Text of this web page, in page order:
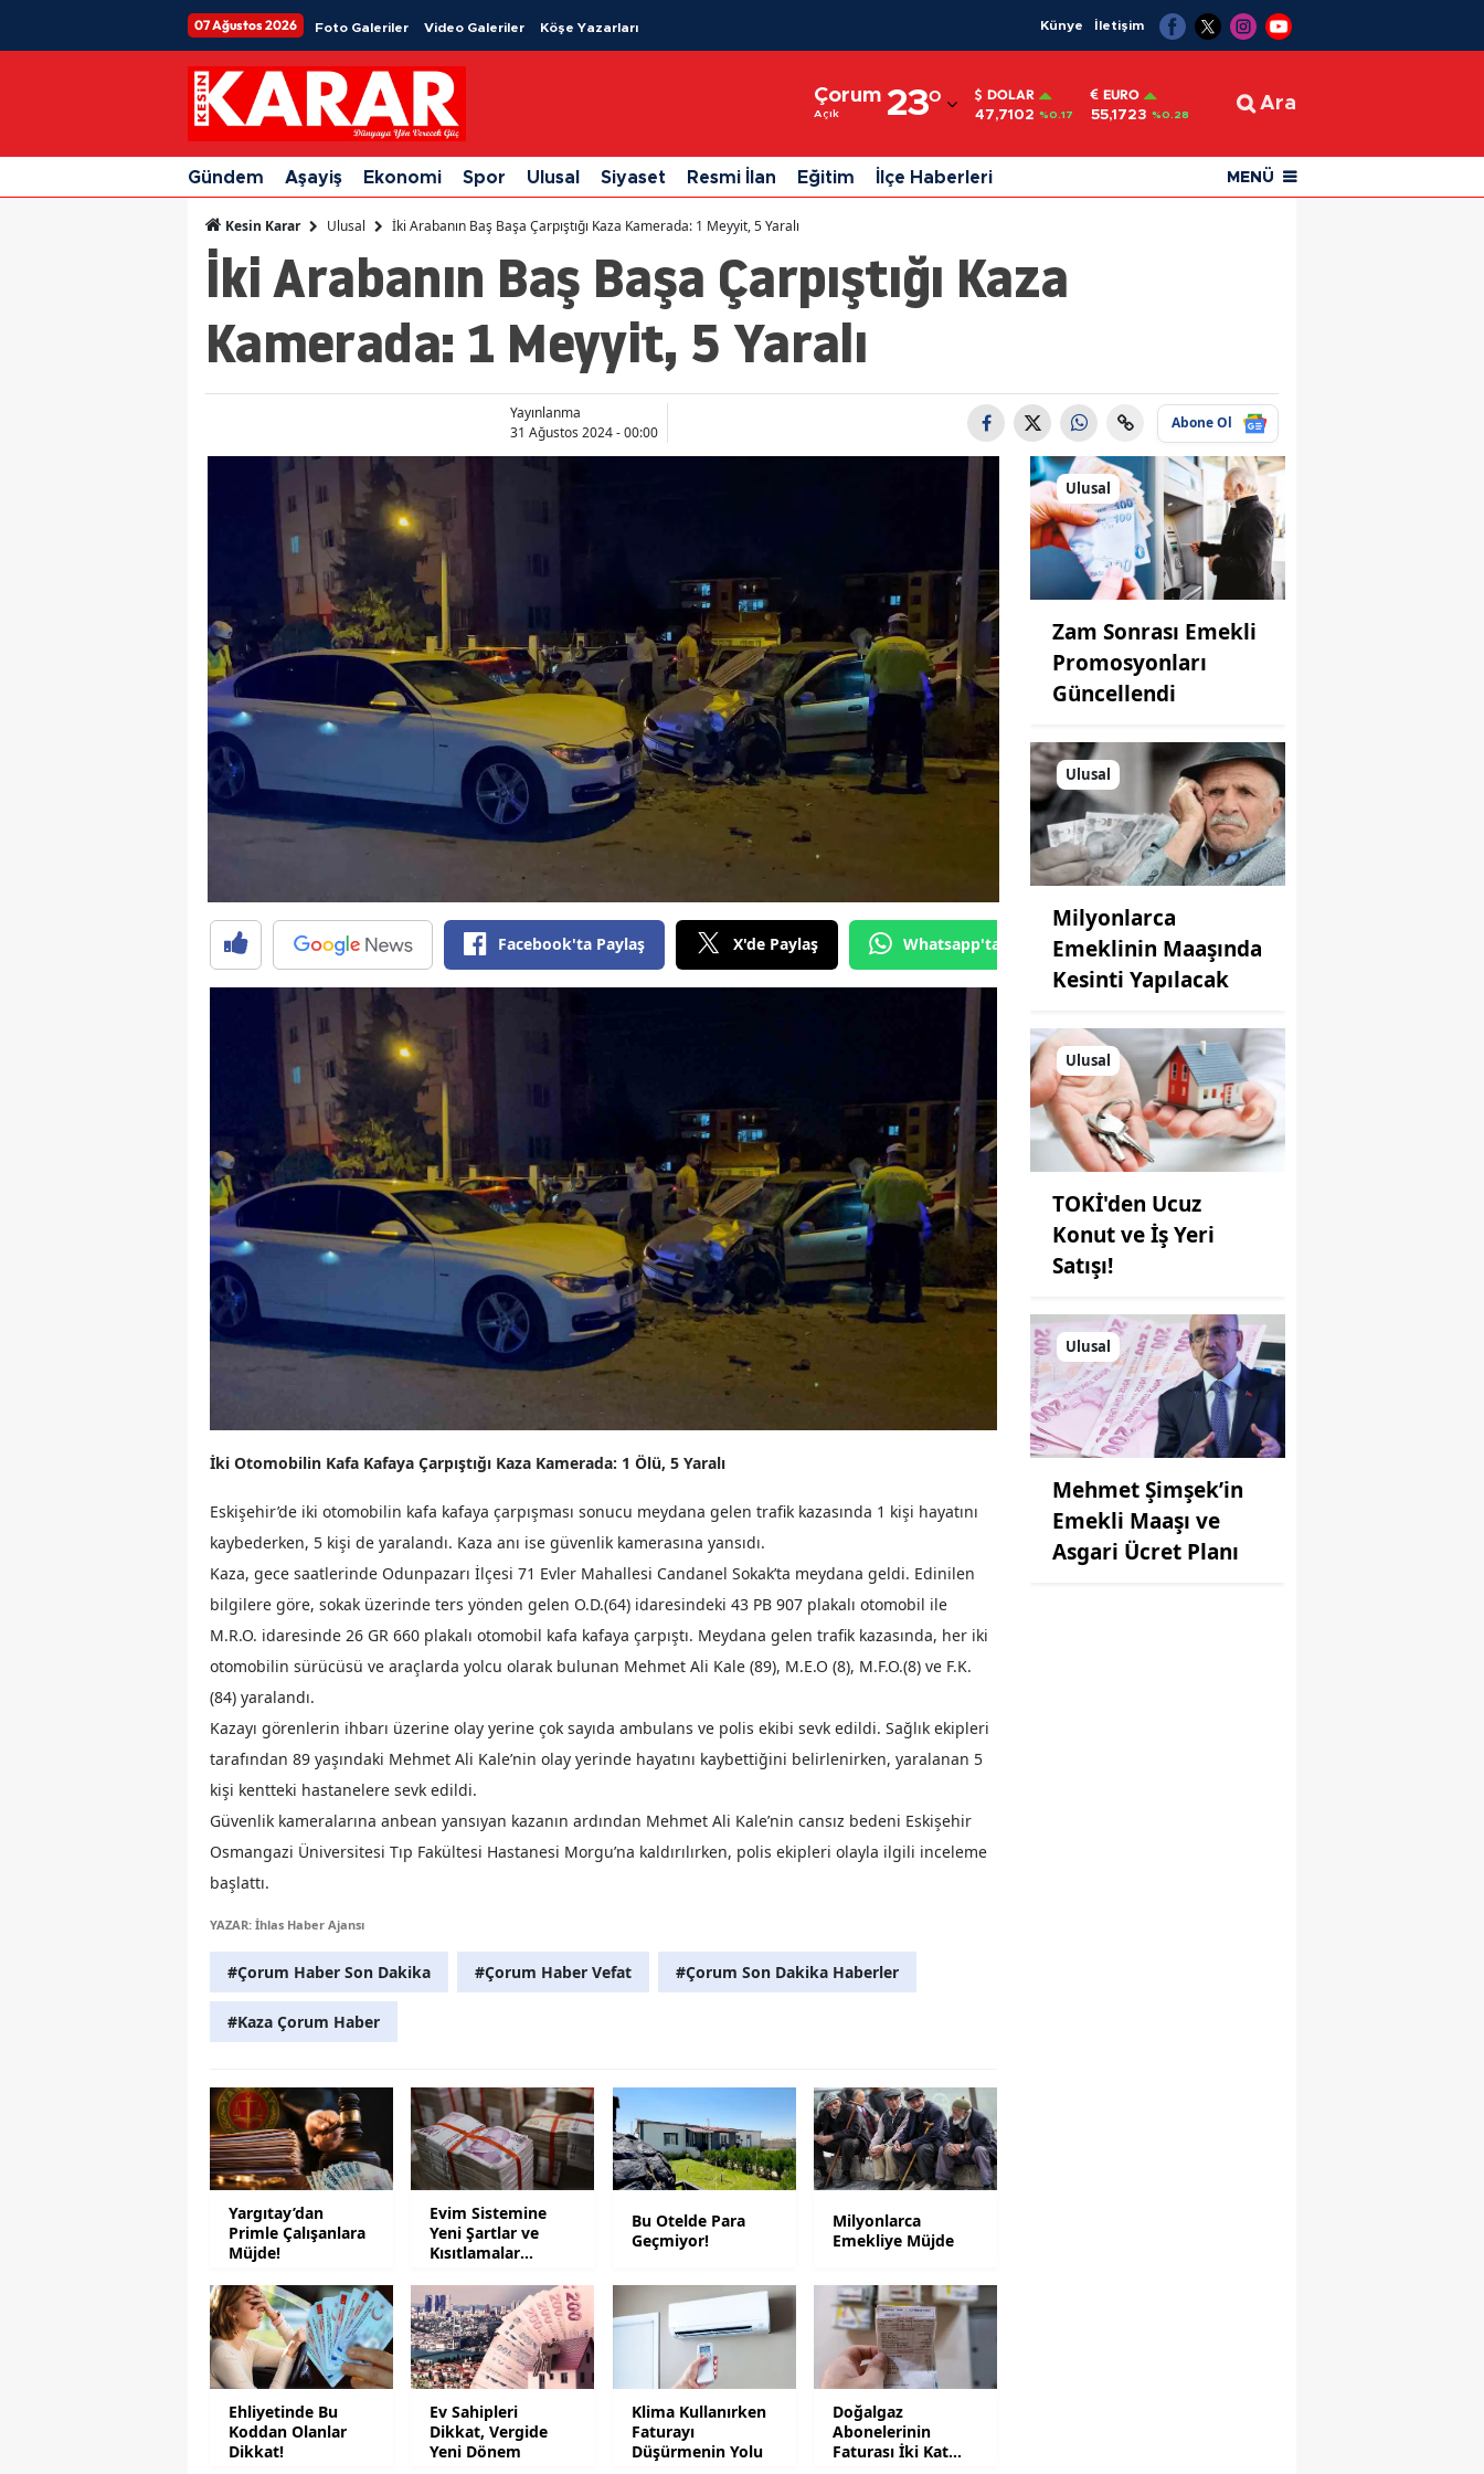
07 Ağustos 2026 Foto Galeriler Video Galeriler Köşe Yazarları Künye İletişim
Çorum
Açık 23°
Adıyaman
Afyonkarahisar
Ağrı
Ankara
Antalya
Bolu
Burdur
Bursa
Çanakkale
Denizli
Diyarbakır
Erzincan
Erzurum
Eskişehir
Gaziantep
Giresun
Mersin
İzmir
Kayseri
Kırşehir
Kütahya
Kahramanmaraş
Mardin
Muğla
Muş
Nevşehir
Niğde
Ordu
Rize
DOLAR
47,7102 %0.17
EURO
55,1723 %0.28
Ara
Gündem Aşayiş Ekonomi Spor Ulusal Siyaset Resmi İlan Eğitim İlçe Haberleri MENÜ
Kesin Karar Ulusal İki Arabanın Baş Başa Çarpıştığı Kaza Kamerada: 1 Meyyit, 5 Yaralı
İki Arabanın Baş Başa Çarpıştığı Kaza
Kamerada: 1 Meyyit, 5 Yaralı
Yayınlanma
31 Ağustos 2024 - 00:00
Abone Ol
Facebook'ta Paylaş X'de Paylaş Whatsapp'tan Gönder
İki Otomobilin Kafa Kafaya Çarpıştığı Kaza Kamerada: 1 Ölü, 5 Yaralı
Eskişehir’de iki otomobilin kafa kafaya çarpışması sonucu meydana gelen trafik kazasında 1 kişi hayatını
kaybederken, 5 kişi de yaralandı. Kaza anı ise güvenlik kamerasına yansıdı.
Kaza, gece saatlerinde Odunpazarı İlçesi 71 Evler Mahallesi Candanel Sokak’ta meydana geldi. Edinilen
bilgilere göre, sokak üzerinde ters yönden gelen O.D.(64) idaresindeki 43 PB 907 plakalı otomobil ile
M.R.O. idaresinde 26 GR 660 plakalı otomobil kafa kafaya çarpıştı. Meydana gelen trafik kazasında, her iki
otomobilin sürücüsü ve araçlarda yolcu olarak bulunan Mehmet Ali Kale (89), M.E.O (8), M.F.O.(8) ve F.K.
(84) yaralandı.
Kazayı görenlerin ihbarı üzerine olay yerine çok sayıda ambulans ve polis ekibi sevk edildi. Sağlık ekipleri
tarafından 89 yaşındaki Mehmet Ali Kale’nin olay yerinde hayatını kaybettiğini belirlenirken, yaralanan 5
kişi kentteki hastanelere sevk edildi.
Güvenlik kameralarına anbean yansıyan kazanın ardından Mehmet Ali Kale’nin cansız bedeni Eskişehir
Osmangazi Üniversitesi Tıp Fakültesi Hastanesi Morgu’na kaldırılırken, polis ekipleri olayla ilgili inceleme
başlattı.
YAZAR: İhlas Haber Ajansı
#Çorum Haber Son Dakika #Çorum Haber Vefat #Çorum Son Dakika Haberler
#Kaza Çorum Haber
Yargıtay’dan
Primle Çalışanlara
Müjde!
Evim Sistemine
Yeni Şartlar ve
Kısıtlamalar
Bu Otelde Para
Geçmiyor!
Milyonlarca
Emekliye Müjde
Ehliyetinde Bu
Koddan Olanlar
Dikkat!
Ev Sahipleri
Dikkat, Vergide
Yeni Dönem
Klima Kullanırken
Faturayı
Düşürmenin Yolu
Doğalgaz
Abonelerinin
Faturası İki Kat
Ulusal
Zam Sonrası Emekli
Promosyonları
Güncellendi
Ulusal
Milyonlarca
Emeklinin Maaşında
Kesinti Yapılacak
Ulusal
TOKİ'den Ucuz
Konut ve İş Yeri
Satışı!
Ulusal
Mehmet Şimşek’in
Emekli Maaşı ve
Asgari Ücret Planı